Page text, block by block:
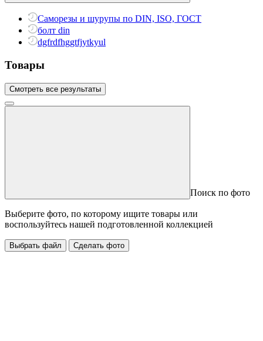
Саморезы и шурупы по DIN, ISO, ГОСТ
болт din
dgfrdfhggtfjytkyul
Товары
Смотреть все результаты
Поиск по фото
Выберите фото, по которому ищите товары или
воспользуйтесь нашей подготовленной коллекцией
Выбрать файл Сделать фото